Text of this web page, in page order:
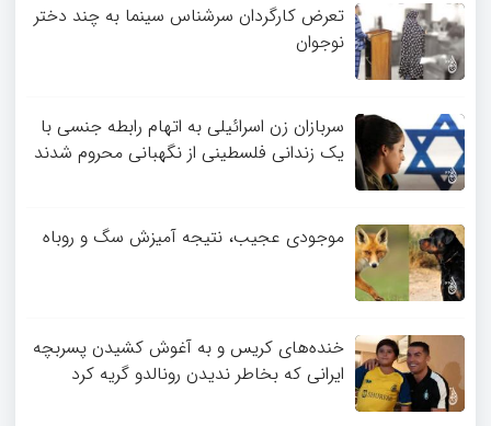
تعرض کارگردان سرشناس سینما به چند دختر
نوجوان
سربازان زن اسرائیلی به اتهام رابطه جنسی با
یک زندانی فلسطینی از نگهبانی محروم شدند
موجودی عجیب، نتیجه آمیزش سگ و روباه
خنده‌های کریس و به آغوش کشیدن پسربچه
ایرانی که بخاطر ندیدن رونالدو گریه کرد